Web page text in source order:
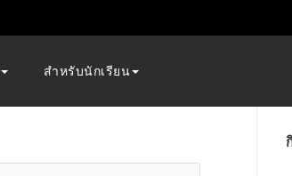
สำหรับนักเรียน